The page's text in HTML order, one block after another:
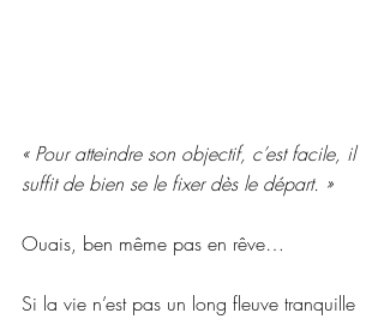
« Pour atteindre son objectif, c’est facile, il
suffit de bien se le fixer dès le départ. »
Ouais, ben même pas en rêve…
Si la vie n’est pas un long fleuve tranquille